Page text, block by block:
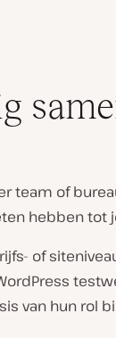
team of
hebben tot
of
van hun rol